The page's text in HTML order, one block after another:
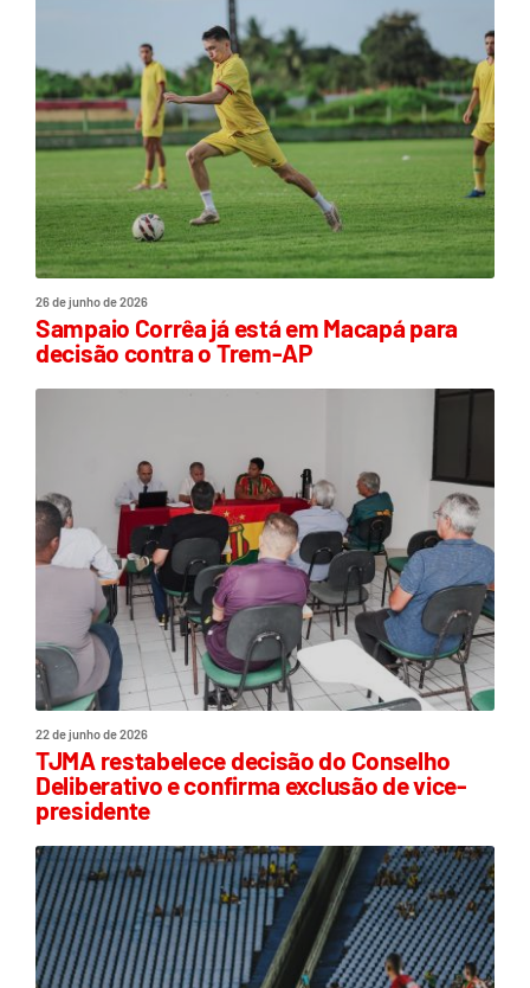
26 de junho de 2026
Sampaio Corrêa já está em Macapá para
decisão contra o Trem-AP
22 de junho de 2026
TJMA restabelece decisão do Conselho
Deliberativo e confirma exclusão de vice-
presidente